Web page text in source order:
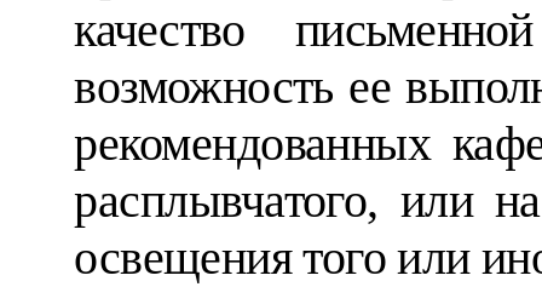
качество
возможность ее
рекомендованных
расплывчатого, или
освещения того или